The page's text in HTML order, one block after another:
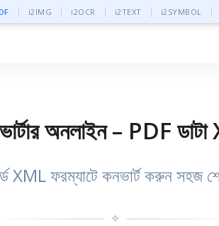
i2IMG i2OCR i2TEXT i2SYMBOL
অনলাইন – PDF
XML ফরম্যাটে কনভার্ট করুন সহজ
✧